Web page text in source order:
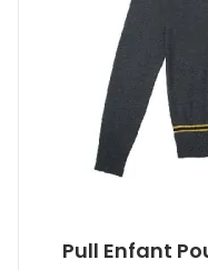
Pull Enfant